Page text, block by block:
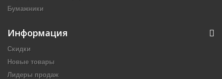
Бумажники
Информация
Скидки
Новые товары
Лидеры продаж